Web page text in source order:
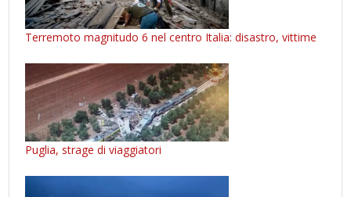
Terremoto magnitudo 6 nel centro Italia: disastro, vittime
Puglia, strage di viaggiatori